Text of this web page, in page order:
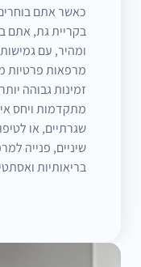
כאשר אתם
בקריית גת, אתם
ומהיר, עם
מרפאות פרטיות
זמינות גבוהה
מתקדמות ויחס
שגרתיים, או
שיניים, פנייה
בריאותיות